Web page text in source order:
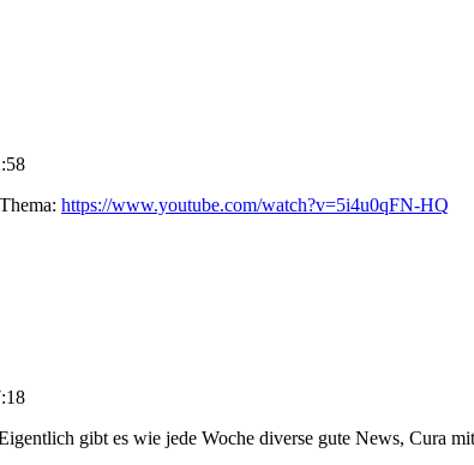
https://www.youtube.com/watch?v=5i4u0qFN-HQ
gibt es wie jede Woche diverse gute News, Cura